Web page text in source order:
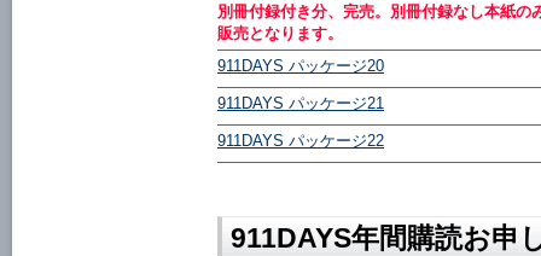
別冊付録付き分、完売。別冊付録なし本紙の
販売となります。
911DAYS パッケージ20
911DAYS パッケージ21
911DAYS パッケージ22
911DAYS年間購読お申